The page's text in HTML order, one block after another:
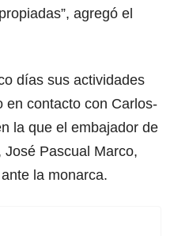
agregó el
días sus actividades
en contacto con Carlos-
la que el embajador de
Pascual Marco,
la monarca.